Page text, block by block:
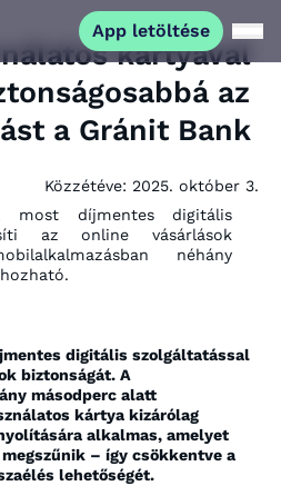
App letöltése
App letöltése
kártyával
az
a Gránit Bank
Közzétéve: 2025. október 3.
díjmentes digitális
az online vásárlások
néhány
digitális szolgáltatással
biztonságát. A
másodperc alatt
kártya kizárólag
alkalmas, amelyet
– így csökkentve a
lehetőségét.